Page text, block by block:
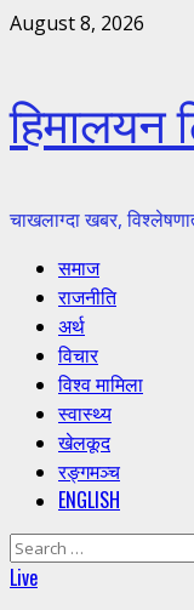
Skip
August 8, 2026
हिमालयन
चाखलाग्दा खबर,
Primary
Menu
समाज
राजनीति
अर्थ
विचार
विश्व मामिला
स्वास्थ्य
खेलकूद
रङ्गमञ्च
ENGLISH
Search
for:
Live